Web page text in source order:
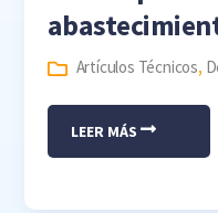
Artículos Técnicos,
LEER MÁS